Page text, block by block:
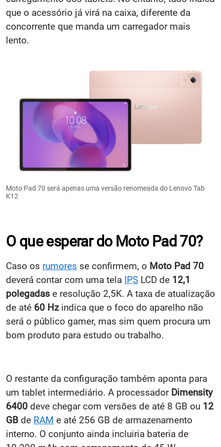
que o acessório já virá na caixa, diferente da
concorrente que manda um carregador mais
lento.
Moto Pad 70 será apenas uma versão renomeada do Lenovo Tab
K12
O que esperar do Moto Pad 70?
Caso os rumores se confirmem, o Moto Pad 70
deverá contar com uma tela IPS LCD de 12,1
polegadas e resolução 2,5K. A taxa de atualização
de até 60 Hzindica que o foco do aparelho não
será o público gamer, mas sim quem procura um
bom produto para estudo ou trabalho.
O restante da configuração também aponta para
um tablet intermediário. A processador Dimensity
6400 deve chegar com versões de até 8 GB ou 12
GB de RAM e até 256 GB de armazenamento
interno. O conjunto ainda incluiria bateria de